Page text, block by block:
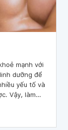
mạnh với
dưỡng để
yếu tố và
Vậy, làm